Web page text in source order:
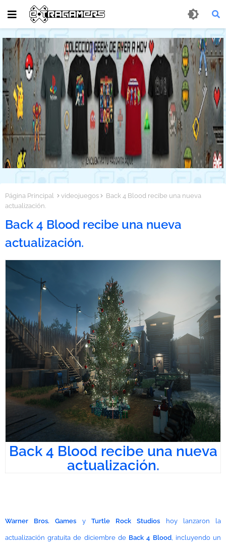
Página Principal videojuegos
Back 4 Blood recibe una nueva
actualización.
Back 4 Blood recibe una nueva
actualización.
Back 4 Blood recibe una nueva
actualización.
Warner Bros. Games y Turtle Rock Studios hoy lanzaron la
actualización gratuita de diciembre de Back 4 Blood, incluyendo un